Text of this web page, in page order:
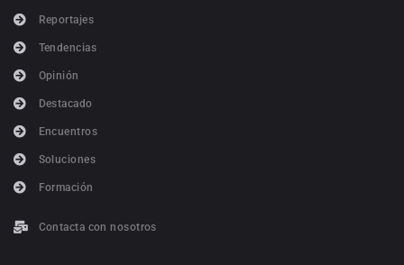
Reportajes
Tendencias
Opinión
Destacado
Encuentros
Soluciones
Formación
Contacta con nosotros